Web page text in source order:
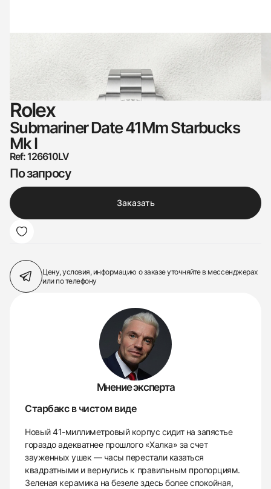
Rolex
Submariner Date 41Mm Starbucks
Mk I
Ref: 126610LV
По запросу
Заказать
Цену, условия, информацию о заказеуточняйте в мессенджерах
или по телефону
Мнение эксперта
Старбакс в чистом виде
Новый 41-миллиметровый корпус сидит на запястье
гораздо адекватнее прошлого «Халка» за счет
зауженных ушек — часы перестали казаться
квадратными и вернулись к правильным пропорциям.
Зеленая керамика на безеле здесь более спокойная,